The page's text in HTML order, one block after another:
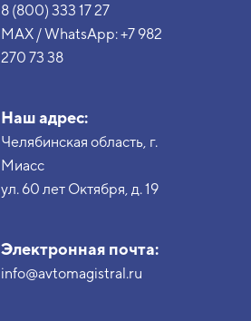
8 (800) 333 17 27
MAX / WhatsApp:+7 982
270 73 38
Наш адрес:
Челябинская область, г.
Миасс
ул. 60 лет Октября, д. 19
Электронная почта:
info@avtomagistral.ru